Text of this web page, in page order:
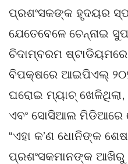
ପ୍ରଶଂସକଙ୍କ ହୃଦୟର
ଯେତେବେଳେ ଚେନ୍ନାଇ
ଚିଦାମ୍ବରମ ଷ୍ଟାଡିୟମରେ
ବିପକ୍ଷରେ ଆଇପିଏଲ୍
ଘରୋଇ ମ୍ୟାଚ୍
ଏବଂ ସୋସିଆଲ ମିଡିଆରେ
“ଏହା କ’ଣ ଧୋନିଙ୍କ ଶେଷ
ପ୍ରଶଂସକମାନଙ୍କ ଆଖିରୁ